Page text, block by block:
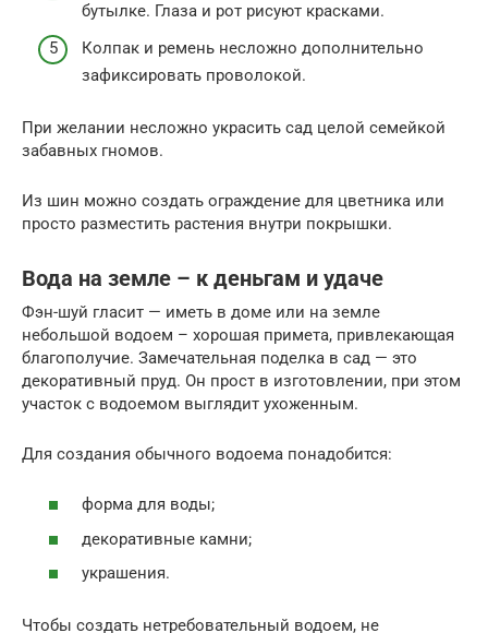
бутылке. Глаза и рот рисуют красками.
Колпак и ремень несложно дополнительно
зафиксировать проволокой.
При желании несложно украсить сад целой семейкой
забавных гномов.
Из шин можно создать ограждение для цветника или
просто разместить растения внутри покрышки.
Вода на земле – к деньгам и удаче
Фэн-шуй гласит — иметь в доме или на земле
небольшой водоем – хорошая примета, привлекающая
благополучие. Замечательная поделка в сад — это
декоративный пруд. Он прост в изготовлении, при этом
участок с водоемом выглядит ухоженным.
Для создания обычного водоема понадобится:
форма для воды;
декоративные камни;
украшения.
Чтобы создать нетребовательный водоем, не